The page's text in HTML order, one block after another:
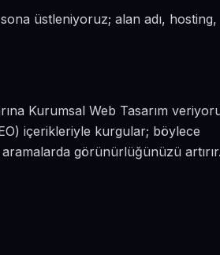
üstleniyoruz; alan adı, hosting,
Kurumsal Web Tasarım
içerikleriyle kurgular; böylece
aramalarda görünürlüğünüzü artırır.